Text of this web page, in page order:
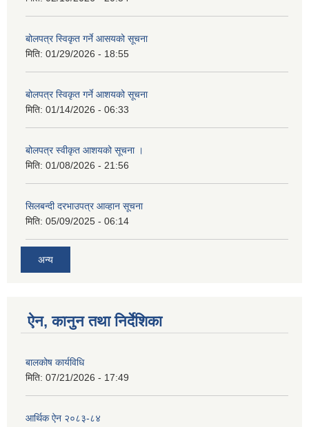
बोलपत्र स्विकृत गर्ने आसयको सूचना
मिति: 01/29/2026 - 18:55
बोलपत्र स्विकृत गर्ने आशयको सूचना
मिति: 01/14/2026 - 06:33
बोलपत्र स्वीकृत आशयको सूचना ।
मिति: 01/08/2026 - 21:56
सिलबन्दी दरभाउपत्र आव्हान सूचना
मिति: 05/09/2025 - 06:14
अन्य
ऐन, कानुन तथा निर्देशिका
बालकोष कार्यविधि
मिति: 07/21/2026 - 17:49
आर्थिक ऐन २०८३-८४